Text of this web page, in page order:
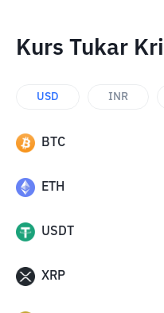
Kurs Tukar
USD INR
BTC
ETH
USDT
XRP